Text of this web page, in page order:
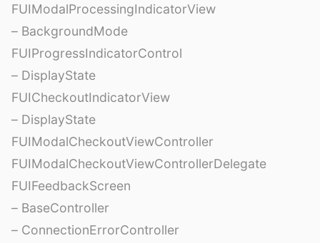
FUIModalProcessingIndicatorView
– BackgroundMode
FUIProgressIndicatorControl
– DisplayState
FUICheckoutIndicatorView
– DisplayState
FUIModalCheckoutViewController
FUIModalCheckoutViewControllerDelegate
FUIFeedbackScreen
– BaseController
– ConnectionErrorController